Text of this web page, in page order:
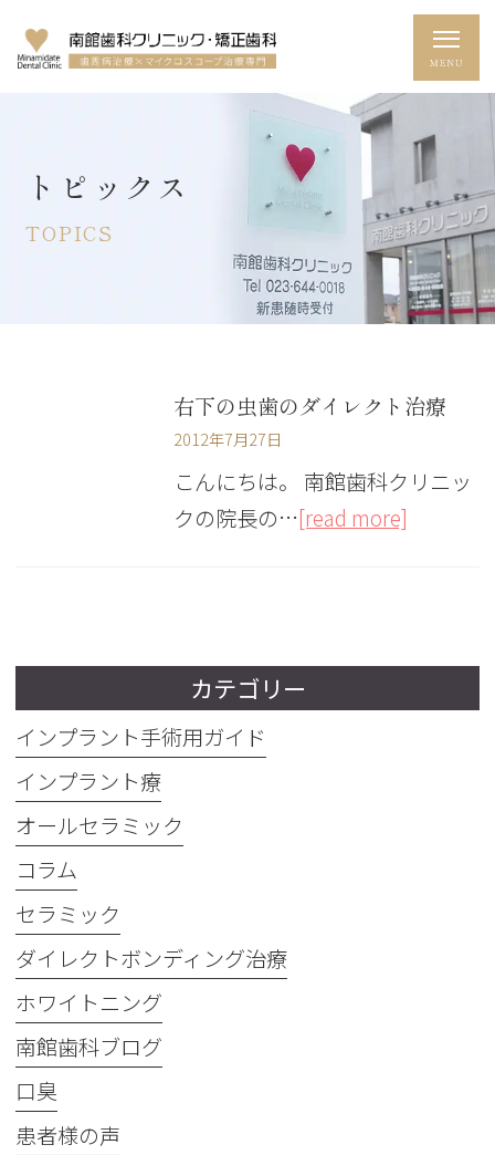
トピックス
TOPICS
右下の虫歯のダイレクト治療
2012年7月27日
こんにちは。 南館歯科クリニッ
クの院長の…[read more]
カテゴリー
インプラント手術用ガイド
インプラント療
オールセラミック
コラム
セラミック
ダイレクトボンディング治療
ホワイトニング
南館歯科ブログ
口臭
患者様の声